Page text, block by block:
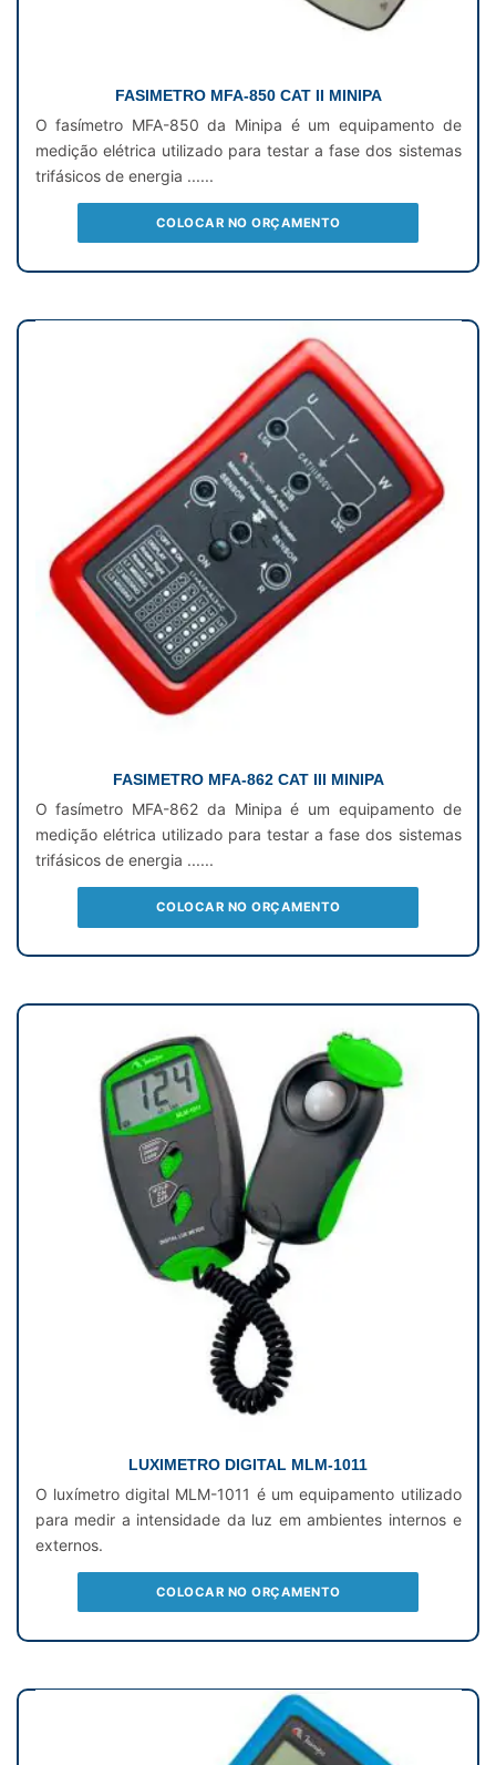
FASIMETRO MFA-850 CAT II MINIPA
O fasímetro MFA-850 da Minipa é um equipamento de
medição elétrica utilizado para testar a fase dos sistemas
trifásicos de energia ......
COLOCAR NO ORÇAMENTO
FASIMETRO MFA-862 CAT III MINIPA
O fasímetro MFA-862 da Minipa é um equipamento de
medição elétrica utilizado para testar a fase dos sistemas
trifásicos de energia ......
COLOCAR NO ORÇAMENTO
LUXIMETRO DIGITAL MLM-1011
O luxímetro digital MLM-1011 é um equipamento utilizado
para medir a intensidade da luz em ambientes internos e
externos.
COLOCAR NO ORÇAMENTO